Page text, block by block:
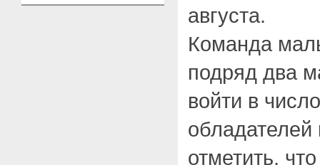
августа.
Команда
подряд два
войти в
обладателей
отметить,